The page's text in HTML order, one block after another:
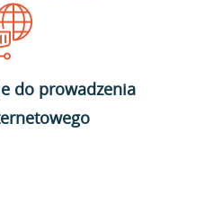
do prowadzenia